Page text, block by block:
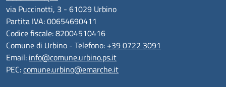
via Puccinotti, 3 - 61029 Urbino
Partita IVA: 00654690411
Codice fiscale: 82004510416
Comune di Urbino - Telefono: +39 0722 3091
Email: info@comune.urbino.ps.it
PEC:comune.urbino@emarche.it